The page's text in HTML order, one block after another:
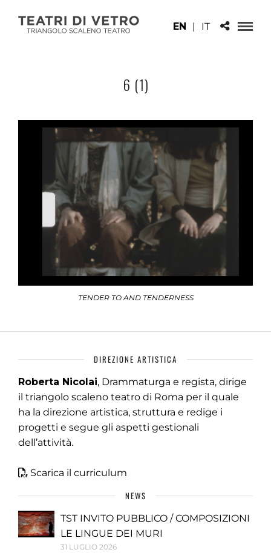
EN | IT
6 (1)
TENDER TO AND TENDERNESS
DIREZIONE ARTISTICA
Roberta Nicolai, Drammaturga e regista, dirige
il triangolo scaleno teatro di Roma per il quale
ha la direzione artistica, struttura e redige i
progetti e segue gli aspetti gestionali
dell’attività.
Scarica il curriculum
NEWS
TST INVITO PUBBLICO / COMPOSIZIONI
LE LINGUE DEI MURI
31 LUGLIO 2026